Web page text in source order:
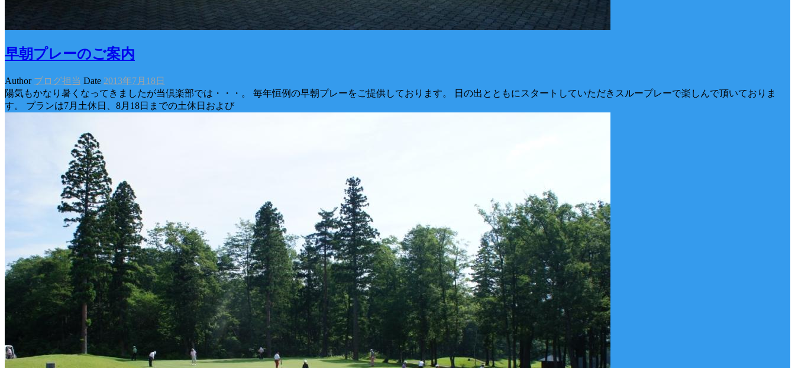
早朝プレーのご案内
Author ブログ担当 Date 2013年7月18日
陽気もかなり暑くなってきましたが当倶楽部では・・・。 毎年恒例の早朝プレーをご提供しております。 日の出とともにスタートしていただきスループレーで楽しんで頂いておりま
す。 プランは7月土休日、8月18日までの土休日および